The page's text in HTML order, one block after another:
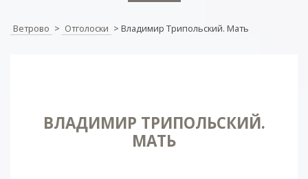
Ветрово > Отголоски > Владимир Трипольский. Мать
ВЛАДИМИР ТРИПОЛЬСКИЙ.
МАТЬ